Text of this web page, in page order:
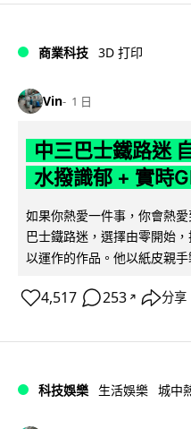
商業科技 3D 打印
Vin 1 日
中三巴士鐵路迷
水撥識郁 + 實時
如果你熱愛一件事，你會熱
巴士鐵路迷，選擇由零開始
以運作的作品。他以紙皮親
4,517 253 ↗ 分享
科技娛樂 生活娛樂 城中